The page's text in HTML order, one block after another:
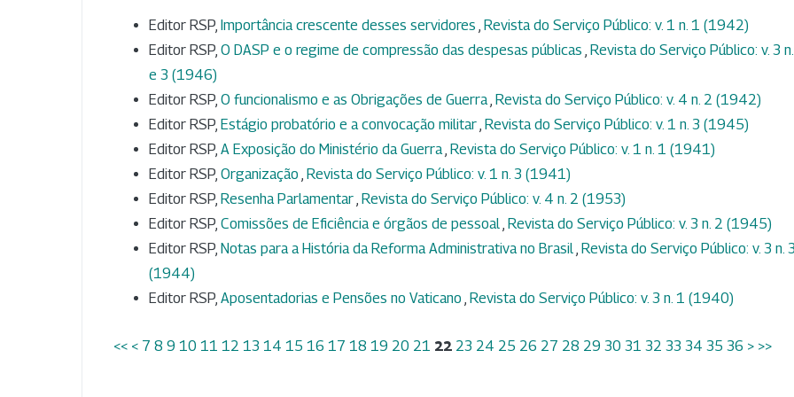
Editor RSP, Importância crescente desses servidores , Revista do Serviço Público: v. 1 n. 1 (1942)
Editor RSP, O DASP e o regime de compressão das despesas públicas , Revista do Serviço Público: v. 3
e 3 (1946)
Editor RSP, O funcionalismo e as Obrigações de Guerra, Revista do Serviço Público: v. 4 n. 2 (1942)
Editor RSP, Estágio probatório e a convocação militar, Revista do Serviço Público: v. 1 n. 3 (1945)
Editor RSP, A Exposição do Ministério da Guerra, Revista do Serviço Público: v. 1 n. 1 (1941)
Editor RSP, Organização , Revista do Serviço Público: v. 1 n. 3 (1941)
Editor RSP, Resenha Parlamentar, Revista do Serviço Público: v. 4 n. 2 (1953)
Editor RSP, Comissões de Eficiência e órgãos de pessoal, Revista do Serviço Público: v. 3 n. 2 (1945)
Editor RSP, Notas para a História da Reforma Administrativa no Brasil, Revista do Serviço Público: v. 3 n.
(1944)
Editor RSP, Aposentadorias e Pensões no Vaticano , Revista do Serviço Público: v. 3 n. 1 (1940)
<< < 7 8 9 10 11 12 13 14 15 16 17 18 19 20 21 22 23 24 25 26 27 28 29 30 31 32 33 34 35 36 > >>